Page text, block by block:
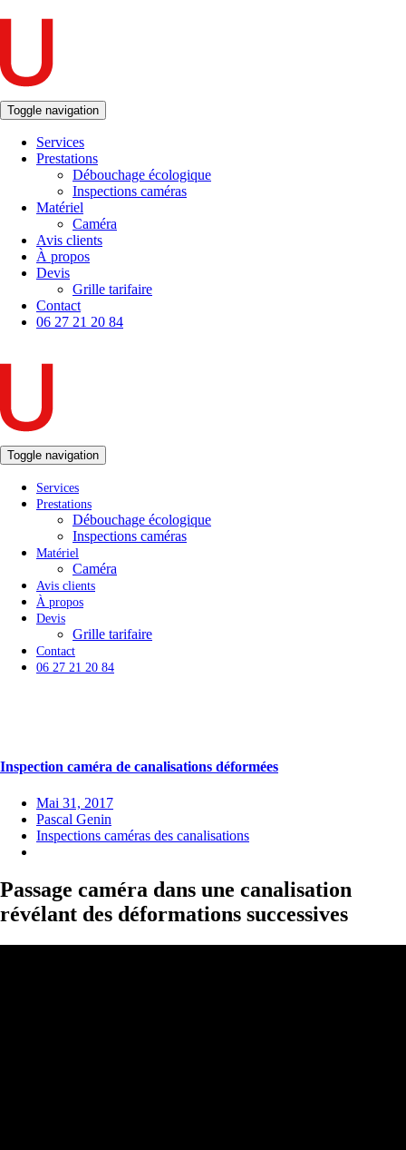
Toggle navigation
Services
Prestations
Débouchage écologique
Inspections caméras
Matériel
Caméra
Avis clients
À propos
Devis
Grille tarifaire
Contact
06 27 21 20 84
Toggle navigation
Services
Prestations
Débouchage écologique
Inspections caméras
Matériel
Caméra
Avis clients
À propos
Devis
Grille tarifaire
Contact
06 27 21 20 84
Inspection caméra de canalisations déformées
Mai 31, 2017
Pascal Genin
Inspections caméras des canalisations
Passage caméra dans une canalisation
révélant des déformations successives